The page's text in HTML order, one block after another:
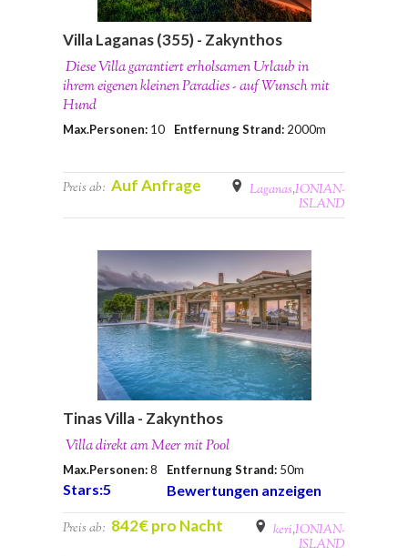
Villa Laganas (355) - Zakynthos
Diese Villa garantiert erholsamen Urlaub in
ihrem eigenen kleinen Paradies - auf Wunsch mit
Hund
Max.Personen: 10 Entfernung Strand: 2000m
Preis ab: Auf Anfrage Laganas,IONIAN-
ISLAND
Tinas Villa - Zakynthos
Villa direkt am Meer mit Pool
Max.Personen:8 Entfernung Strand: 50m
Stars:5 Bewertungen anzeigen
Preis ab: 842€ pro Nacht keri,IONIAN-
ISLAND